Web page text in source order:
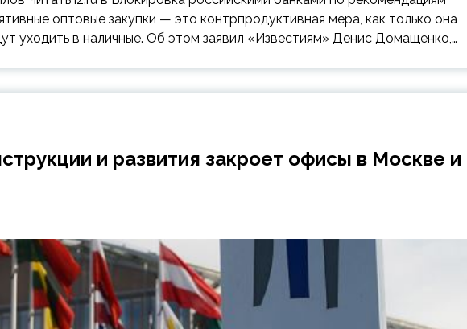
оптовые закупки — это контрпродуктивная мера, как только она
уходить в наличные. Об этом заявил «Известиям» Денис Домащенко,…
и развития закроет офисы в Москве и